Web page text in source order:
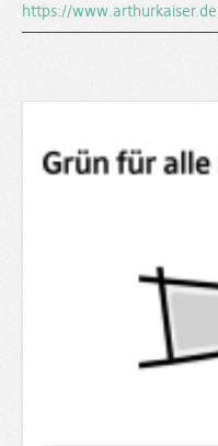
https://www.arthurkaiser.de